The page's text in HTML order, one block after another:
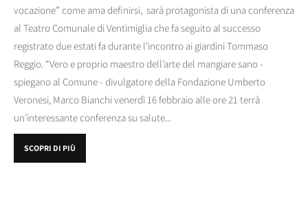
vocazione” come ama definirsi, sarà protagonista di una conferenza
al Teatro Comunale di Ventimiglia che fa seguito al successo
registrato due estati fa durante l'incontro ai giardini Tommaso
Reggio. “Vero e proprio maestro dell’arte del mangiare sano -
spiegano al Comune - divulgatore della Fondazione Umberto
Veronesi, Marco Bianchi venerdì 16 febbraio alle ore 21 terrà
un’interessante conferenza su salute...
SCOPRI DI PIÙ